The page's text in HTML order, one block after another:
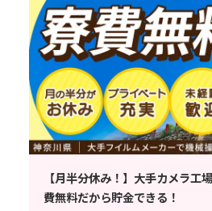
【月半分休み！】大手カメラ工
費無料だから貯金できる！